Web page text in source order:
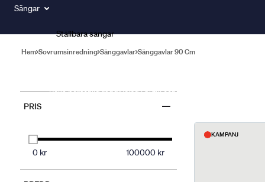
Sängar
Ställbara sängar
Boka personlig rådgivning i butik och få rekommendationer
Hem Sovrumsinredning Sänggavlar Sänggavlar 90 Cm
PRIS remove
0 kr 100000 kr
KAMPANJ